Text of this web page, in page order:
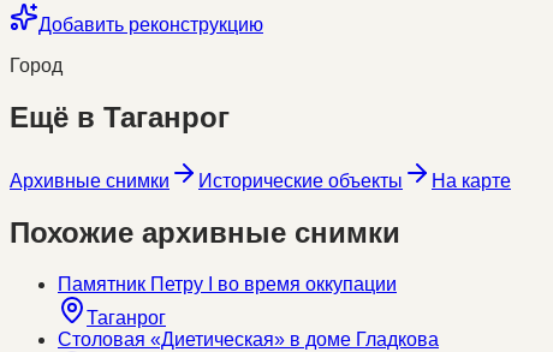
Добавить реконструкцию
Город
Ещё в Таганрог
Архивные снимки Исторические объекты На карте
Похожие архивные снимки
Памятник Петру I во время оккупации
Таганрог
Столовая «Диетическая» в доме Гладкова